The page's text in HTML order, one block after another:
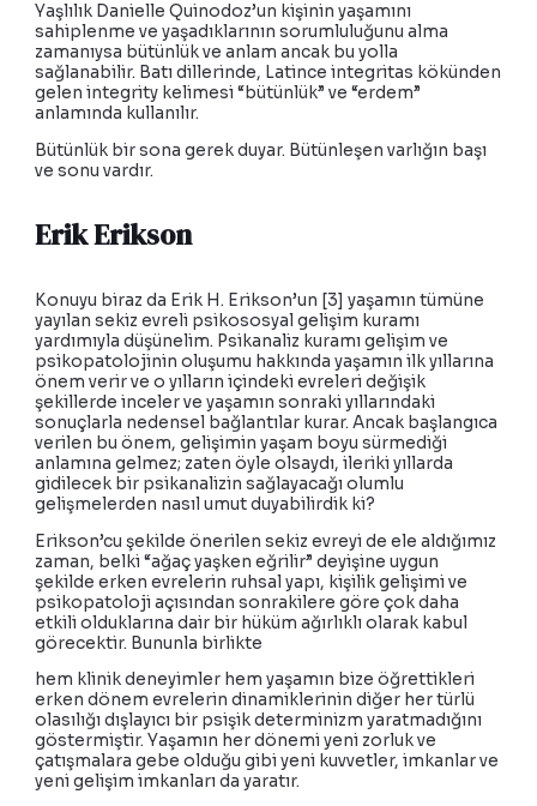
Yaşlılık Danielle Quinodoz’un kişinin yaşamını
sahiplenme ve yaşadıklarının sorumluluğunu alma
zamanıysa bütünlük ve anlam ancak bu yolla
sağlanabilir. Batı dillerinde, Latince integritas kökünden
gelen integrity kelimesi “bütünlük” ve “erdem”
anlamında kullanılır.
Bütünlük bir sona gerek duyar. Bütünleşen varlığın başı
ve sonu vardır.
Erik Erikson
Konuyu biraz da Erik H. Erikson’un [3] yaşamın tümüne
yayılan sekiz evreli psikososyal gelişim kuramı
yardımıyla düşünelim. Psikanaliz kuramı gelişim ve
psikopatolojinin oluşumu hakkında yaşamın ilk yıllarına
önem verir ve o yılların içindeki evreleri değişik
şekillerde inceler ve yaşamın sonraki yıllarındaki
sonuçlarla nedensel bağlantılar kurar. Ancak başlangıca
verilen bu önem, gelişimin yaşam boyu sürmediği
anlamına gelmez; zaten öyle olsaydı, ileriki yıllarda
gidilecek bir psikanalizin sağlayacağı olumlu
gelişmelerden nasıl umut duyabilirdik ki?
Erikson’cu şekilde önerilen sekiz evreyi de ele aldığımız
zaman, belki “ağaç yaşken eğrilir” deyişine uygun
şekilde erken evrelerin ruhsal yapı, kişilik gelişimi ve
psikopatoloji açısından sonrakilere göre çok daha
etkili olduklarına dair bir hüküm ağırlıklı olarak kabul
görecektir. Bununla birlikte
hem klinik deneyimler hem yaşamın bize öğrettikleri
erken dönem evrelerin dinamiklerinin diğer her türlü
olasılığı dışlayıcı bir psişik determinizm yaratmadığını
göstermiştir. Yaşamın her dönemi yeni zorluk ve
çatışmalara gebe olduğu gibi yeni kuvvetler, imkanlar ve
yeni gelişim imkanları da yaratır.